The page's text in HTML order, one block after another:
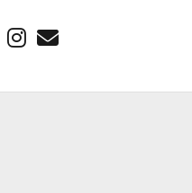
instagram
email